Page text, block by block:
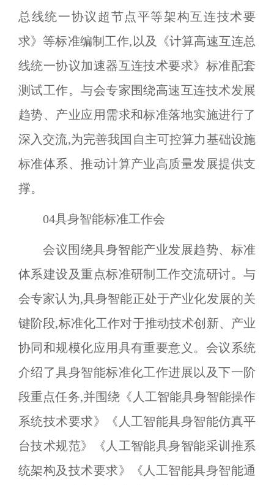
总线统一协议超节点平等架构互连技术要
求》等标准编制工作,以及《计算高速互连总
线统一协议加速器互连技术要求》标准配套
测试工作。与会专家围绕高速互连技术发展
趋势、产业应用需求和标准落地实施进行了
深入交流,为完善我国自主可控算力基础设施
标准体系、推动计算产业高质量发展提供支
撑。
04具身智能标准工作会
会议围绕具身智能产业发展趋势、标准
体系建设及重点标准研制工作交流研讨。与
会专家认为,具身智能正处于产业化发展的关
键阶段,标准化工作对于推动技术创新、产业
协同和规模化应用具有重要意义。会议系统
介绍了具身智能标准化工作进展以及下一阶
段重点任务,并围绕《人工智能具身智能操作
系统技术要求》《人工智能具身智能仿真平
台技术规范》《人工智能具身智能采训推系
统架构及技术要求》《人工智能具身智能通